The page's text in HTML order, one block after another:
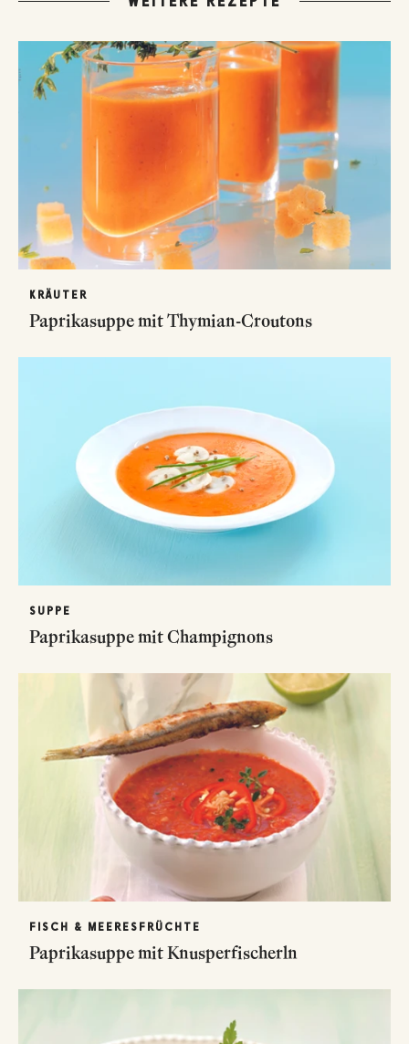
KRÄUTER
Paprikasuppe mit Thymian-Croutons
SUPPE
Paprikasuppe mit Champignons
FISCH & MEERESFRÜCHTE
Paprikasuppe mit Knusperfischerln